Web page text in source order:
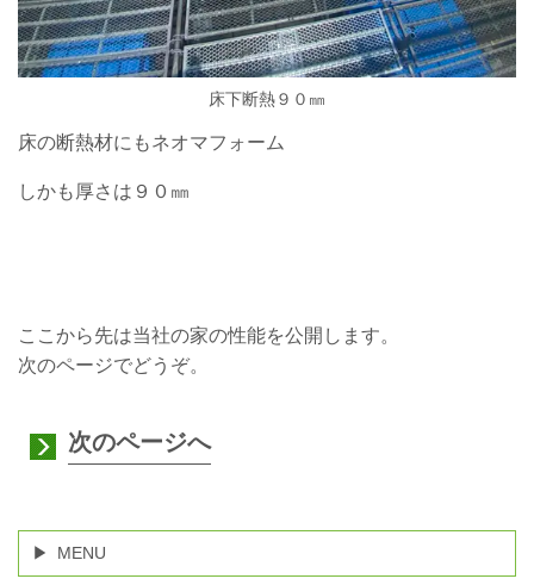
床下断熱９０㎜
床の断熱材にもネオマフォーム
しかも厚さは９０㎜
ここから先は当社の家の性能を公開します。
次のページでどうぞ。
次のページへ
MENU